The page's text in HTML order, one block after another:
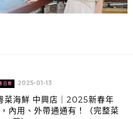
日常 2025-01-13
菜海鮮 中興店｜2025新春年
內用、外帶通通有！（完整菜